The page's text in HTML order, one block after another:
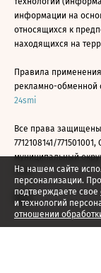
На нашем сайте
персонализации.
подтверждаете свое
и технологий
отношении
информации на
относящихся к
находящихся на
Правила
рекламно-обменной
24smi
Все права
7712108141/
муниципальный
2026